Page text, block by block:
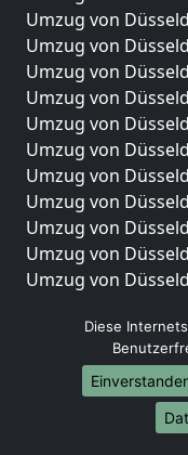
Umzug von
Umzug von
Umzug von
Umzug von
Umzug von
Umzug von
Umzug von
Umzug von
Umzug von
Umzug von
Umzug von
Umzüge-
Umzug von
Umzug von
Umzug von
Umzug von
Diese